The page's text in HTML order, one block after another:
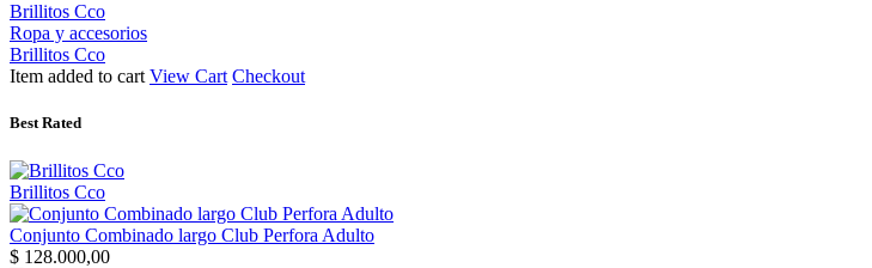
Brillitos Cco
Ropa y accesorios
Brillitos Cco
Item added to cart View Cart Checkout
Best Rated
Brillitos Cco
Conjunto Combinado largo Club Perfora Adulto
$ 128.000,00